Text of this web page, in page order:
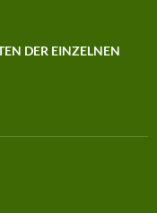
DER EINZELNEN